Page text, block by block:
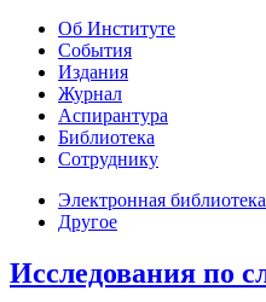
Об Институте
События
Издания
Журнал
Аспирантура
Библиотека
Сотруднику
Электронная библиотека
Другое
Исследования по